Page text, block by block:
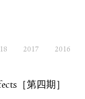
2017 2016
［第四期］